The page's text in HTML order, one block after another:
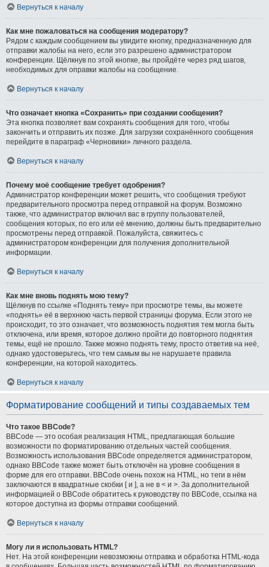
Вернуться к началу
Как мне пожаловаться на сообщения модератору?
Рядом с каждым сообщением вы увидите кнопку, предназначенную для
отправки жалобы на него, если это разрешено администратором
конференции. Щёлкнув по этой кнопке, вы пройдёте через ряд шагов,
необходимых для оправки жалобы на сообщение.
Вернуться к началу
Что означает кнопка «Сохранить» при создании сообщения?
Эта кнопка позволяет вам сохранять сообщения для того, чтобы
закончить и отправить их позже. Для загрузки сохранённого сообщения
перейдите в параграф «Черновики» личного раздела.
Вернуться к началу
Почему моё сообщение требует одобрения?
Администратор конференции может решить, что сообщения требуют
предварительного просмотра перед отправкой на форум. Возможно
также, что администратор включил вас в группу пользователей,
сообщения которых, по его или её мнению, должны быть предварительно
просмотрены перед отправкой. Пожалуйста, свяжитесь с
администратором конференции для получения дополнительной
информации.
Вернуться к началу
Как мне вновь поднять мою тему?
Щёлкнув по ссылке «Поднять тему» при просмотре темы, вы можете
«поднять» её в верхнюю часть первой страницы форума. Если этого не
происходит, то это означает, что возможность поднятия тем могла быть
отключена, или время, которое должно пройти до повторного поднятия
темы, ещё не прошло. Также можно поднять тему, просто ответив на неё,
однако удостоверьтесь, что тем самым вы не нарушаете правила
конференции, на которой находитесь.
Вернуться к началу
Форматирование сообщений и типы создаваемых тем
Что такое BBCode?
BBCode — это особая реализация HTML, предлагающая большие
возможности по форматированию отдельных частей сообщения.
Возможность использования BBCode определяется администратором,
однако BBCode также может быть отключён на уровне сообщения в
форме для его отправки. BBCode очень похож на HTML, но теги в нём
заключаются в квадратные скобки [ и ], а не в < и >. За дополнительной
информацией о BBCode обратитесь к руководству по BBCode, ссылка на
которое доступна из формы отправки сообщений.
Вернуться к началу
Могу ли я использовать HTML?
Нет. На этой конференции невозможны отправка и обработка HTML-кода